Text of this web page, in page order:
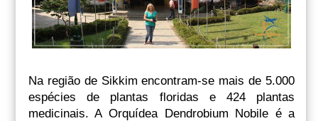
Na região de Sikkim encontram-se mais de 5.000
espécies de plantas floridas e 424 plantas
medicinais. A Orquídea Dendrobium Nobile é a